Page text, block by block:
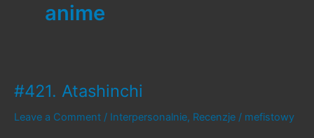
anime
#421. Atashinchi
Leave a Comment / Interpersonalnie, Recenzje / mefistowy